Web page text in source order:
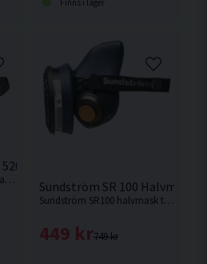
Fläktpaket
SR 500 Filterfläkt med standardbatteri. Låg vikt och anatomisk utformning av fläkt och bälte ger hög komfort. Sundström SR 100 Halvmask
Sundström SR100 halvmask tillverkad i silikon. OBS! Partikelfilter och förfilter ingår ej. Se relaterade produkter.
749 kr
449 kr